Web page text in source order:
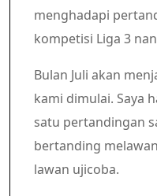
menghadapi
kompetisi Liga 3
Bulan Juli akan
kami dimulai. Saya
satu pertandingan
bertanding
lawan ujicoba.